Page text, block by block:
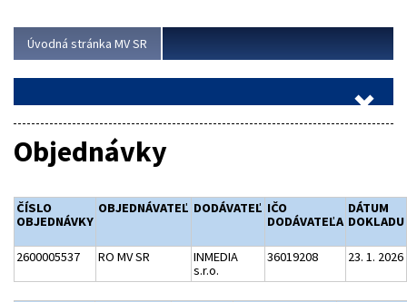
Úvodná stránka MV SR
Objednávky
ČÍSLO
OBJEDNÁVKY
OBJEDNÁVATEĽ DODÁVATEĽ IČO
DODÁVATEĽA
DÁTUM
DOKLADU
2600005537 RO MV SR
INMEDIA
s.r.o.
36019208 23. 1. 2026